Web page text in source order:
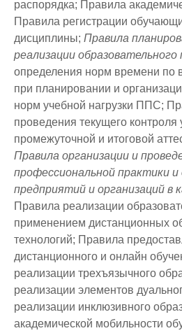
распорядка; Правила
Правила регистрации
дисциплины; Правила
реализации образовательного
определения норм времени по
при планировании и
норм учебной нагрузки ППС;
проведения текущего контроля
промежуточной и итоговой
Правила организации и
профессиональной практики и
предприятий и организаций в
Правила реализации
применением дистанционных
технологий; Правила
дистанционного и онлайн
реализации трехъязычного
реализации элементов
реализации инклюзивного
академической мобильности